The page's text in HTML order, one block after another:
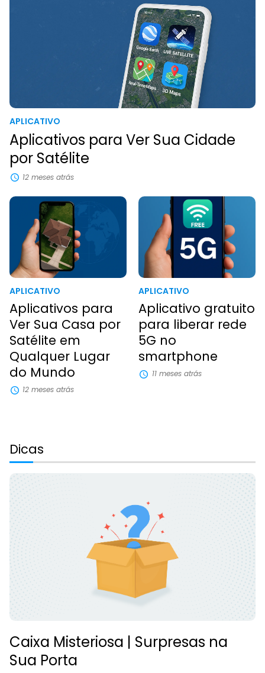
APLICATIVO
Aplicativos para Ver Sua Cidade
por Satélite
12 meses atrás
APLICATIVO
Aplicativos para
Ver Sua Casa por
Satélite em
Qualquer Lugar
do Mundo
12 meses atrás
APLICATIVO
Aplicativo gratuito
para liberar rede
5G no
smartphone
11 meses atrás
Dicas
Caixa Misteriosa | Surpresas na
Sua Porta